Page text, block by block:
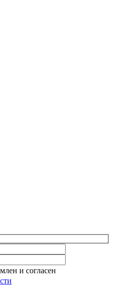
и согласен